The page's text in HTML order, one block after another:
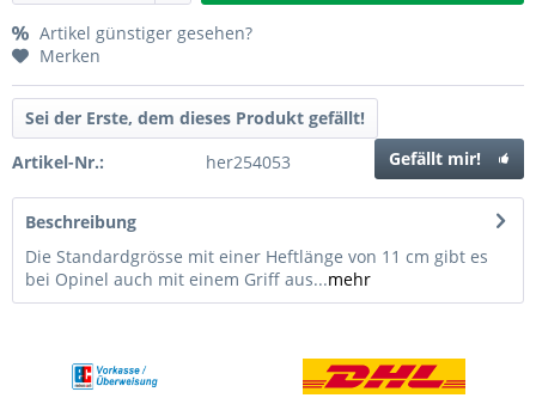
Artikel günstiger gesehen?
Merken
Sei der Erste, dem dieses Produkt gefällt!
Gefällt mir!
Artikel-Nr.: her254053
Beschreibung
Die Standardgrösse mit einer Heftlänge von 11 cm gibt es
bei Opinel auch mit einem Griff aus...mehr